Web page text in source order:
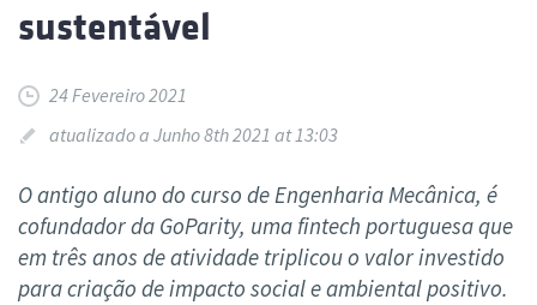
sustentável
24 Fevereiro 2021
atualizado a Junho 8th 2021 at 13:03
O antigo aluno do curso de Engenharia Mecânica, é
cofundador da GoParity, uma fintech portuguesa que
em três anos de atividade triplicou o valor investido
para criação de impacto social e ambiental positivo.